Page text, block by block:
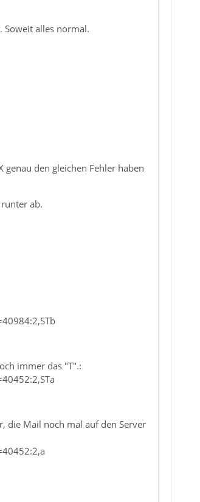
Soweit alles normal.
den gleichen Fehler haben
ab.
immer das "T".:
die Mail noch mal auf den Server